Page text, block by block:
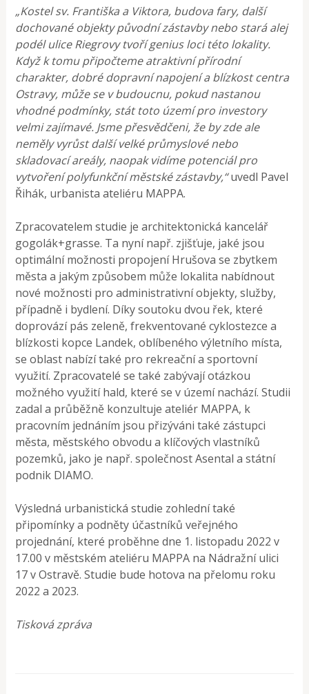
„Kostel sv. Františka a Viktora, budova fary, další
dochované objekty původní zástavby nebo stará alej
podél ulice Riegrovy tvoří genius loci této lokality.
Když k tomu připočteme atraktivní přírodní
charakter, dobré dopravní napojení a blízkost centra
Ostravy, může se v budoucnu, pokud nastanou
vhodné podmínky, stát toto území pro investory
velmi zajímavé. Jsme přesvědčeni, že by zde ale
neměly vyrůst další velké průmyslové nebo
skladovací areály, naopak vidíme potenciál pro
vytvoření polyfunkční městské zástavby,“uvedl Pavel
Řihák, urbanista ateliéru MAPPA.
Zpracovatelem studie je architektonická kancelář
gogolák+grasse. Ta nyní např. zjišťuje, jaké jsou
optimální možnosti propojení Hrušova se zbytkem
města a jakým způsobem může lokalita nabídnout
nové možnosti pro administrativní objekty, služby,
případně i bydlení. Díky soutoku dvou řek, které
doprovází pás zeleně, frekventované cyklostezce a
blízkosti kopce Landek, oblíbeného výletního místa,
se oblast nabízí také pro rekreační a sportovní
využití. Zpracovatelé se také zabývají otázkou
možného využití hald, které se v území nachází. Studii
zadal a průběžně konzultuje ateliér MAPPA, k
pracovním jednáním jsou přizýváni také zástupci
města, městského obvodu a klíčových vlastníků
pozemků, jako je např. společnost Asental a státní
podnik DIAMO.
Výsledná urbanistická studie zohlední také
připomínky a podněty účastníků veřejného
projednání, které proběhne dne 1. listopadu 2022 v
17.00 v městském ateliéru MAPPA na Nádražní ulici
17 v Ostravě. Studie bude hotova na přelomu roku
2022 a 2023.
Tisková zpráva